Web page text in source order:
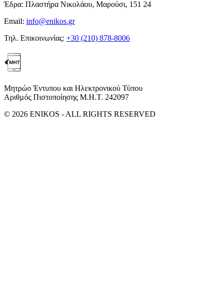
Έδρα: Πλαστήρα Νικολάου, Μαρούσι, 151 24
Email: info@enikos.gr
Τηλ. Επικοινωνίας: +30 (210) 878-8006
Μητρώο Έντυπου και Ηλεκτρονικού Τύπου
Αριθμός Πιστοποίησης Μ.Η.Τ. 242097
© 2026 ENIKOS - ALL RIGHTS RESERVED